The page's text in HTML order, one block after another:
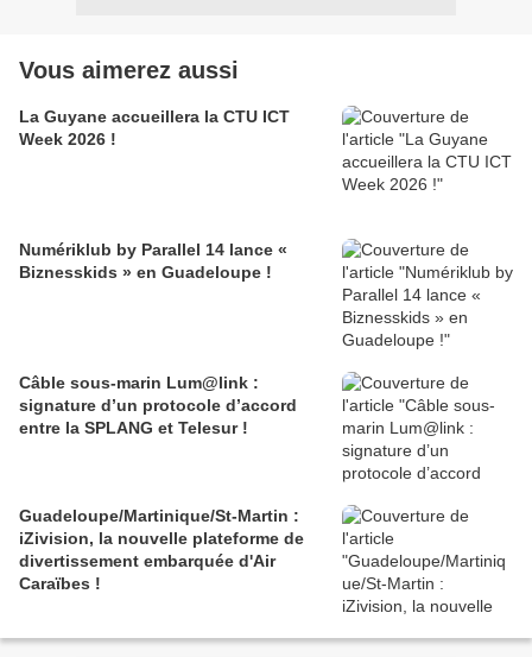
Vous aimerez aussi
La Guyane accueillera la CTU ICT
Week 2026 !
Numériklub by Parallel 14 lance «
Biznesskids » en Guadeloupe !
Câble sous-marin Lum@link :
signature d’un protocole d’accord
entre la SPLANG et Telesur !
Guadeloupe/Martinique/St-Martin :
iZivision, la nouvelle plateforme de
divertissement embarquée d'Air
Caraïbes !